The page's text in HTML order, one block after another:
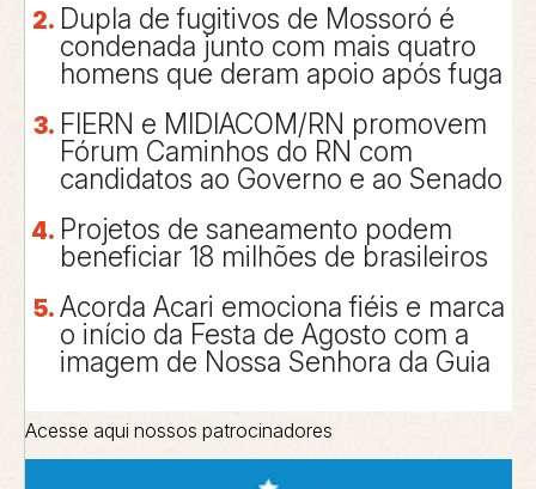
Dupla de fugitivos de Mossoró é
condenada junto com mais quatro
homens que deram apoio após fuga
FIERN e MIDIACOM/RN promovem
Fórum Caminhos do RN com
candidatos ao Governo e ao Senado
Projetos de saneamento podem
beneficiar 18 milhões de brasileiros
Acorda Acari emociona fiéis e marca
o início da Festa de Agosto com a
imagem de Nossa Senhora da Guia
Acesse aqui nossos patrocinadores